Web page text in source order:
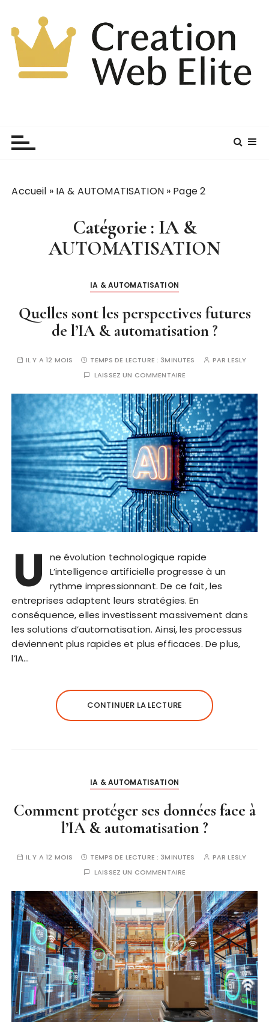
Accueil » IA & AUTOMATISATION» Page 2
Catégorie : IA &
AUTOMATISATION
IA & AUTOMATISATION
Quelles sont les perspectives futures
de l’IA & automatisation ?
IL Y A 12 MOIS TEMPS DE LECTURE : 3MINUTES PARLESLY
LAISSEZ UN COMMENTAIRE
U
ne évolution technologique rapide
L’intelligence artificielle progresse à un
rythme impressionnant. De ce fait, les
entreprises adaptent leurs stratégies. En
conséquence, elles investissent massivement dans
les solutions d’automatisation. Ainsi, les processus
deviennent plus rapides et plus efficaces. De plus,
l’IA…
CONTINUER LA LECTURE
IA & AUTOMATISATION
Comment protéger ses données face à
l’IA & automatisation ?
IL Y A 12 MOIS TEMPS DE LECTURE : 3MINUTES PARLESLY
LAISSEZ UN COMMENTAIRE